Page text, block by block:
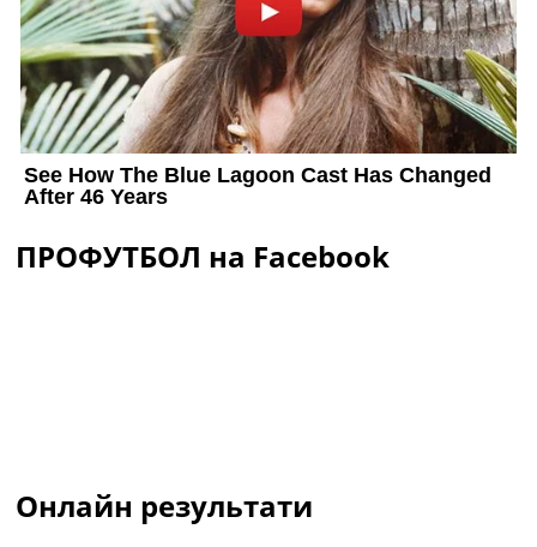
ПРОФУТБОЛ на Facebook
Онлайн результати